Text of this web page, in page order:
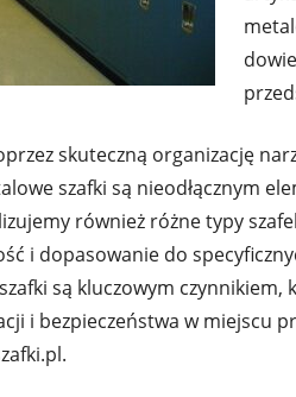
skuteczną organizację
szafki są nieodłącznym
również różne typy
i dopasowanie do
są kluczowym
i bezpieczeństwa w miejscu